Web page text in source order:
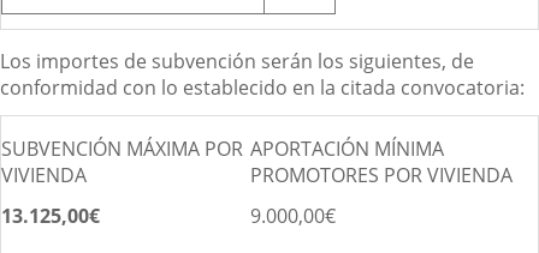
Los importes de subvención serán los siguientes, de
conformidad con lo establecido en la citada convocatoria:
SUBVENCIÓN MÁXIMA POR
VIVIENDA
APORTACIÓN MÍNIMA
PROMOTORES POR VIVIENDA
13.125,00€
9.000,00€